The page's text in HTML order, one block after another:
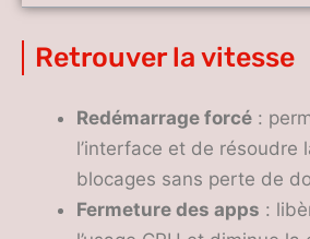
rapidement ?
Retrouver la vitesse
Redémarrage forcé :
l’interface et de résoudre
blocages sans perte de
Fermeture des apps :